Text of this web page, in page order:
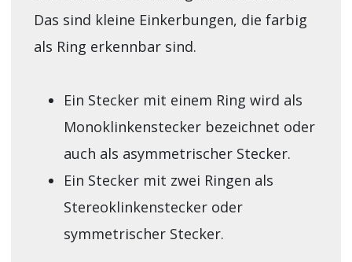
Das sind kleine Einkerbungen, die farbig
als Ring erkennbar sind.
Ein Stecker mit einem Ring wird als
Monoklinkenstecker bezeichnet oder
auch als asymmetrischer Stecker.
Ein Stecker mit zwei Ringen als
Stereoklinkenstecker oder
symmetrischer Stecker.